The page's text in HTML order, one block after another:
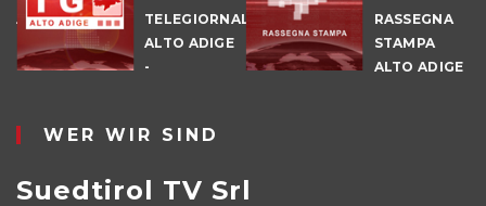
TELEGIORNALE
ALTO ADIGE
-
RASSEGNA
STAMPA
ALTO ADIGE
WER WIR SIND
Suedtirol TV Srl